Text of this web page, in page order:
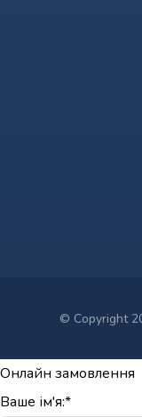
© Copyright
Онлайн замовлення
Ваше ім'я:*